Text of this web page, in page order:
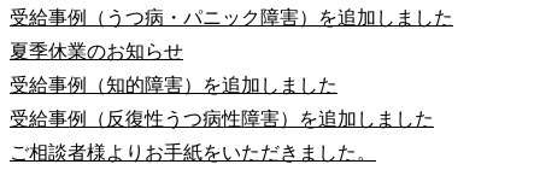
受給事例（うつ病・パニック障害）を追加しました
夏季休業のお知らせ
受給事例（知的障害）を追加しました
受給事例（反復性うつ病性障害）を追加しました
ご相談者様よりお手紙をいただきました。